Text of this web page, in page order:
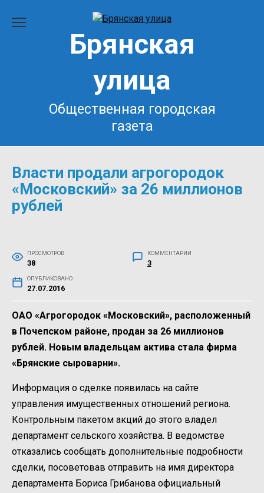
Брянская
улица
Общественная городская
газета
Власти продали агрогородок
«Московский» за 26 миллионов
рублей
ПРОСМОТРОВ
38
КОММЕНТАРИИ
3
ОПУБЛИКОВАНО
27.07.2016
ОАО «Агрогородок «Московский», расположенный
в Почепском районе, продан за 26 миллионов
рублей. Новым владельцам актива стала фирма
«Брянские сыроварни».
Информация о сделке появилась на сайте
управления имущественных отношений региона.
Контрольным пакетом акций до этого владел
департамент сельского хозяйства. В ведомстве
отказались сообщать дополнительные подробности
сделки, посоветовав отправить на имя директора
департамента Бориса Грибанова официальный